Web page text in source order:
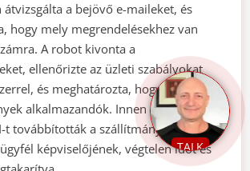
átvizsgálta a bejövő e-maileket, és
hogy mely megrendelésekhez van
A robot kivonta a
ellenőrizte az üzleti szabályokat
és meghatározta, hogy mely
alkalmazandók. Innen a
t továbbították a szállítmányozó
képviselőjének, végtelen időt és
TALK